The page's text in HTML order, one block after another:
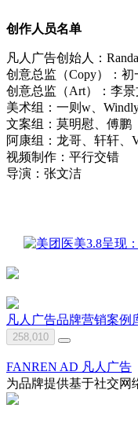
创作人员名单
凡人广告创始人：
创意总监（Copy）：初
创意总监（Art）：李景
美术组：一则w、
文案组：莫明慰、傅鹏
阿康组：龙哥、轩轩、
视频制作：平行交错
导演：张文洁
凡人广告品牌营销案例
258,010
FANREN AD 凡人广告
为品牌提供基于社交网